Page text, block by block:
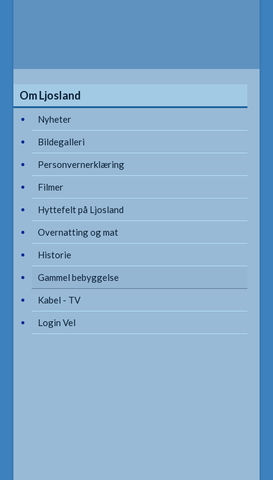
Om Ljosland
Nyheter
Bildegalleri
Personvernerklæring
Filmer
Hyttefelt på Ljosland
Overnatting og mat
Historie
Gammel bebyggelse
Kabel - TV
Login Vel